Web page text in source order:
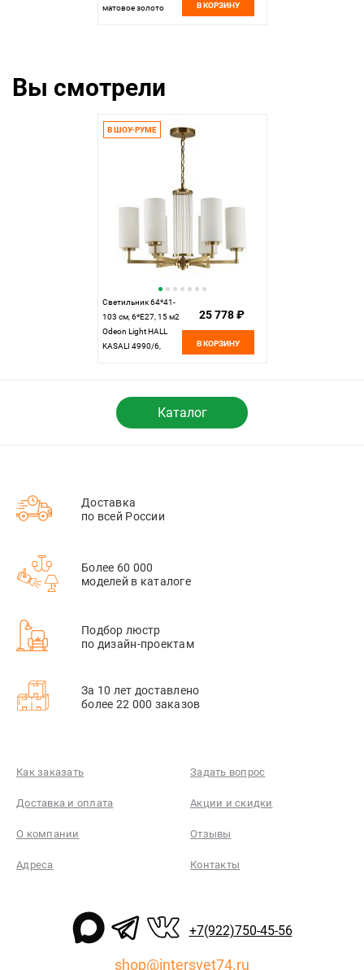
матовое золото
В КОРЗИНУ
Вы смотрели
В ШОУ-РУМЕ
Светильник 64*41-
103 см, 6*E27, 15 м2
Odeon Light HALL
KASALI 4990/6,
25 778 ₽
В КОРЗИНУ
Каталог
Доставка
по всей России
Более 60 000
моделей в каталоге
Подбор люстр
по дизайн-проектам
За 10 лет доставлено
более 22 000 заказов
Как заказать Задать вопрос
Доставка и оплата Акции и скидки
О компании Отзывы
Адреса Контакты
+7(922)750-45-56
shop@intersvet74.ru